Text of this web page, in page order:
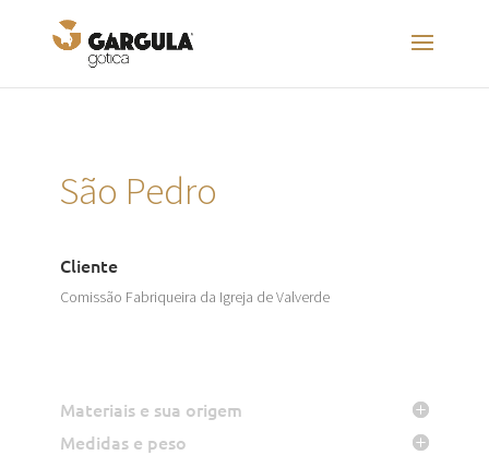
São Pedro
Cliente
Comissão Fabriqueira da Igreja de Valverde
Materiais e sua origem
Medidas e peso